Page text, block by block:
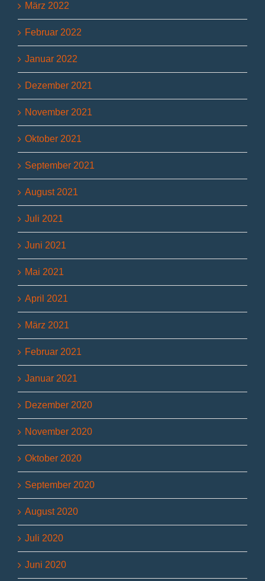
März 2022
Februar 2022
Januar 2022
Dezember 2021
November 2021
Oktober 2021
September 2021
August 2021
Juli 2021
Juni 2021
Mai 2021
April 2021
März 2021
Februar 2021
Januar 2021
Dezember 2020
November 2020
Oktober 2020
September 2020
August 2020
Juli 2020
Juni 2020